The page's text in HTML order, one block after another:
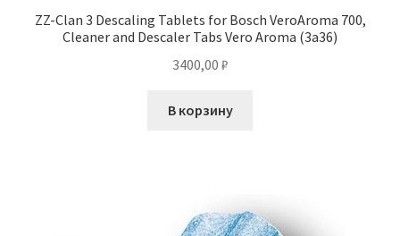
ZZ-Clan 3 Descaling Tablets for Bosch VeroAroma 700,
Cleaner and Descaler Tabs Vero Aroma (3a36)
3400,00 ₽
В корзину